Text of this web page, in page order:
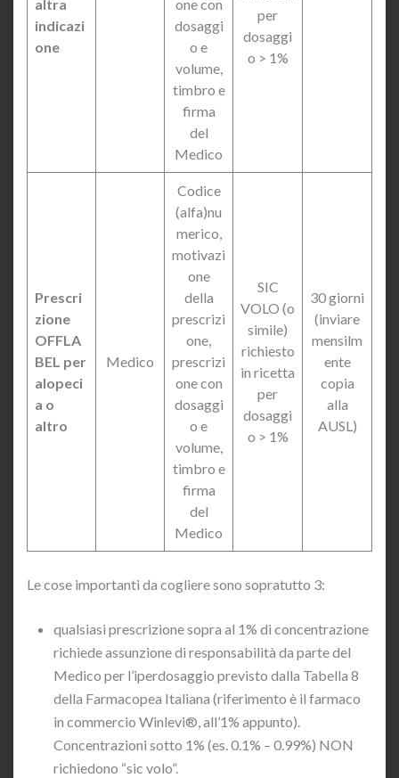
altra
indicazi
one
one con
dosaggi
o e
volume,
timbro e
firma
del
Medico
per
dosaggi
o > 1%
Prescri
zione
OFFLA
BEL per
alopeci
a o
altro
Medico
Codice
(alfa)nu
merico,
motivazi
one
della
prescrizi
one,
prescrizi
one con
dosaggi
o e
volume,
timbro e
firma
del
Medico
SIC
VOLO (o
simile)
richiesto
in ricetta
per
dosaggi
o > 1%
30 giorni
(inviare
mensilm
ente
copia
alla
AUSL)
Le cose importanti da cogliere sono sopratutto 3:
qualsiasi prescrizione sopra al 1% di concentrazione
richiede assunzione di responsabilità da parte del
Medico per l’iperdosaggio previsto dalla Tabella 8
della Farmacopea Italiana (riferimento è il farmaco
in commercio Winlevi®, all’1% appunto).
Concentrazioni sotto 1% (es. 0.1% – 0.99%) NON
richiedono “sic volo”.